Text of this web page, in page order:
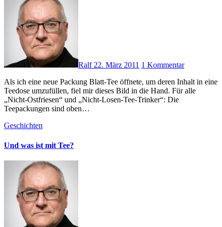
Ralf22. März 2011 1 Kommentar
Als ich eine neue Packung Blatt-Tee öffnete, um deren Inhalt in eine
Teedose umzufüllen, fiel mir dieses Bild in die Hand. Für alle
„Nicht-Ostfriesen“ und „Nicht-Losen-Tee-Trinker“: Die
Teepackungen sind oben…
Geschichten
Und was ist mit Tee?